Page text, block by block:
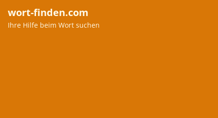
wort-finden.com
Ihre Hilfe beim Wort suchen